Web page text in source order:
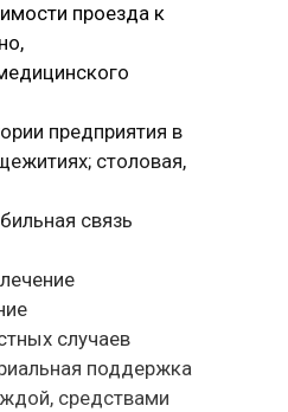
проезда к
предприятия в
столовая,
связь
случаев
поддержка
средствами